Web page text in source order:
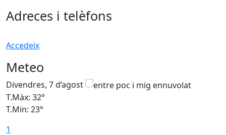
Adreces i telèfons
Accedeix
Meteo
Divendres, 7 d’agost
T.Màx: 32°
T.Min: 23°
1